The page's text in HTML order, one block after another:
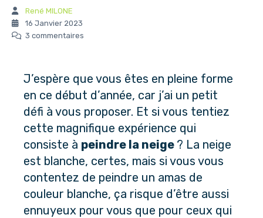
René MILONE
16 Janvier 2023
3 commentaires
J’espère que vous êtes en pleine forme
en ce début d’année, car j’ai un petit
défi à vous proposer. Et si vous tentiez
cette magnifique expérience qui
consiste à peindre la neige ? La neige
est blanche, certes, mais si vous vous
contentez de peindre un amas de
couleur blanche, ça risque d’être aussi
ennuyeux pour vous que pour ceux qui